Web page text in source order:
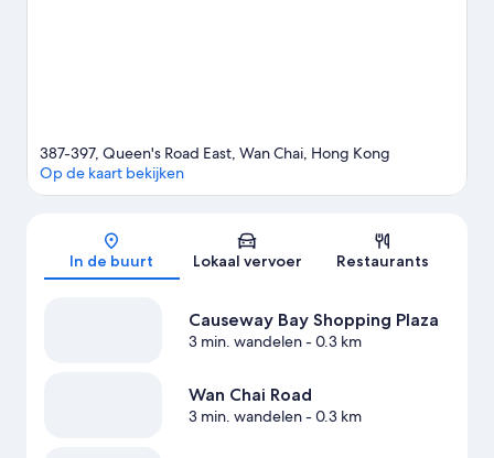
Kaart
387-397, Queen's Road East, Wan Chai, Hong Kong
Op de kaart bekijken
In de buurt Lokaal vervoer Restaurants
Causeway Bay Shopping Plaza
3 min. wandelen- 0.3 km
Wan Chai Road
3 min. wandelen- 0.3 km